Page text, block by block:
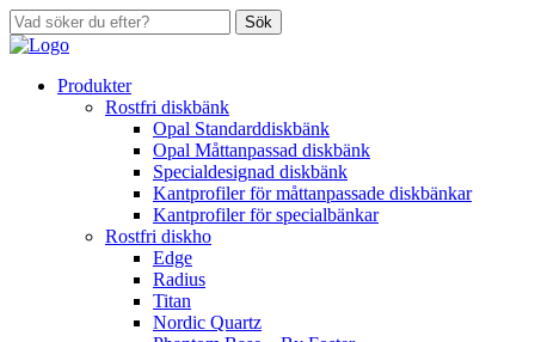
Sök
Produkter
Rostfri diskbänk
Opal Standarddiskbänk
Opal Måttanpassad diskbänk
Specialdesignad diskbänk
Kantprofiler för måttanpassade diskbänkar
Kantprofiler för specialbänkar
Rostfri diskho
Edge
Radius
Titan
Nordic Quartz